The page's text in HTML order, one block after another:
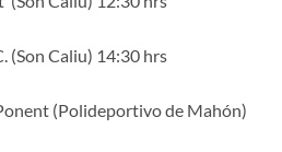
(Son Caliu) 14:30 hrs
(Polideportivo de Mahón)